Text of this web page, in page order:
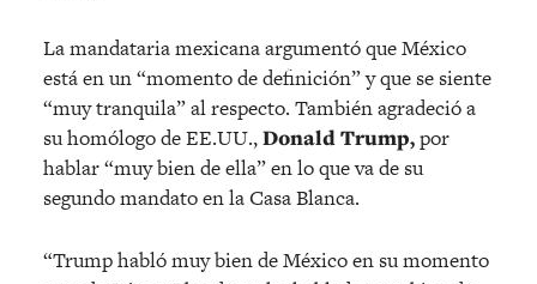
La mandataria mexicana argumentó que México
está en un “momento de definición” y que se siente
“muy tranquila” al respecto. También agradeció a
su homólogo de EE.UU.,Donald Trump,por
hablar “muy bien de ella” en lo que va de su
segundo mandato en la Casa Blanca.
“Trump habló muy bien de México en su momento